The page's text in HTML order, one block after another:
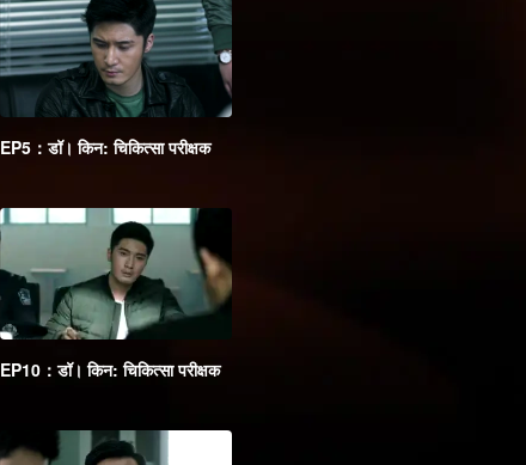
EP5：डॉ। किन: चिकित्सा परीक्षक
EP10：डॉ। किन: चिकित्सा परीक्षक